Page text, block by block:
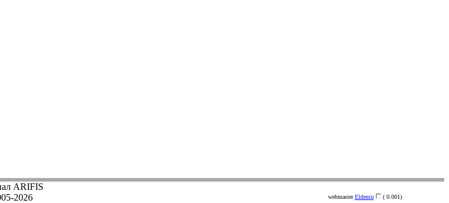
ARIFIS
2026 webmasterEldemir ( 0.001)